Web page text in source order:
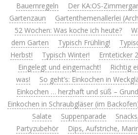
Bauernregeln
Der KA:OS-
Gartenzaun
Gartenthemenallerlei
52 Wochen: Was koche ich heute?
dem Garten
Typisch Frühling!
Herbst!
Typisch Winter! Ernteticker
Eingelegt und eingemacht!
Richtig
was!
So geht’s: Einkochen in
Einkochen … herzhaft und süß –
Einkochen in Schraubgläser (im
Salate
Suppenparade
Partyzubehör
Dips, Aufstriche,